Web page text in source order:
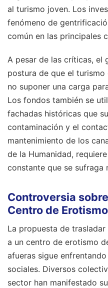
al turismo joven. Los
fenómeno de
común en las principales
A pesar de las críticas, el
postura de que el
no suponer una carga
Los fondos también se
fachadas históricas que
contaminación y el
mantenimiento de los
de la Humanidad,
constante que se sufraga
Controversia
Centro de Erotismo
La propuesta de
a un centro de erotismo
afueras sigue
sociales. Diversos
sector han manifestado